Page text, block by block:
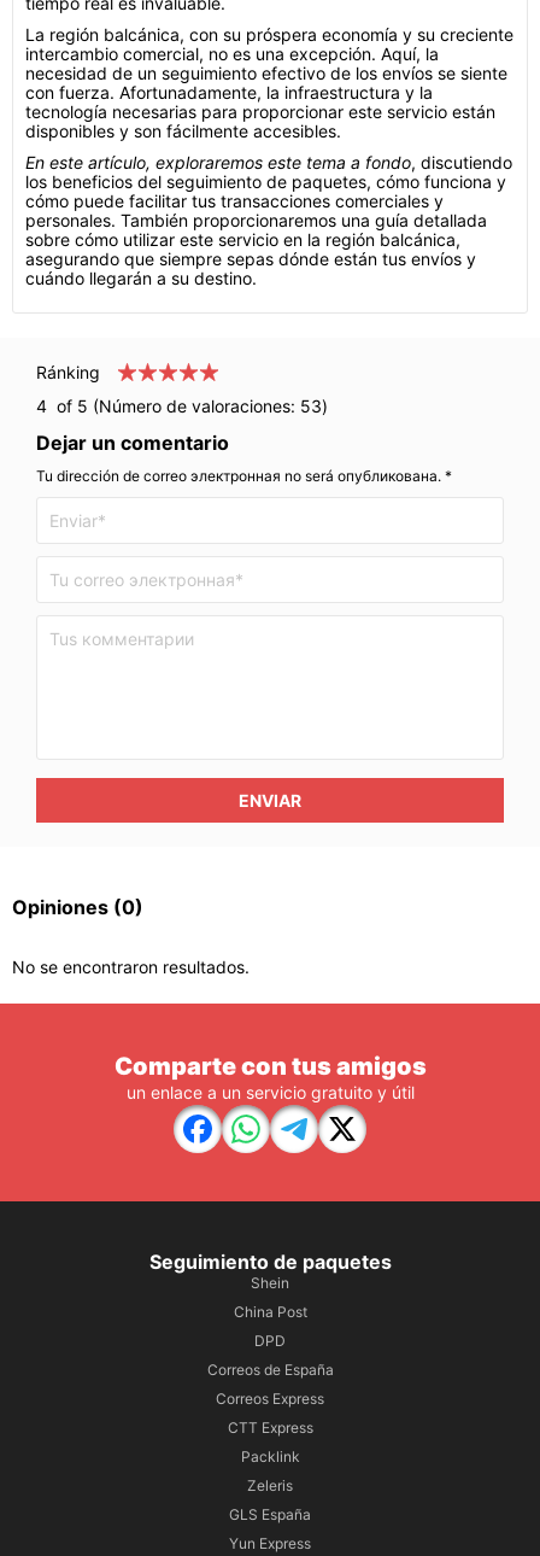
La región balcánica, con su próspera economía y su creciente
intercambio comercial, no es una excepción. Aquí, la
necesidad de un seguimiento efectivo de los envíos se siente
con fuerza. Afortunadamente, la infraestructura y la
tecnología necesarias para proporcionar este servicio están
disponibles y son fácilmente accesibles.
En este artículo, exploraremos este tema a fondo, discutiendo
los beneficios del seguimiento de paquetes, cómo funciona y
cómo puede facilitar tus transacciones comerciales y
personales. También proporcionaremos una guía detallada
sobre cómo utilizar este servicio en la región balcánica,
asegurando que siempre sepas dónde están tus envíos y
cuándo llegarán a su destino.
Ránking
4 of 5 (Número de valoraciones: 53)
Dejar un comentario
Tu dirección de correo электронная no será опубликована. *
ENVIAR
Opiniones (0)
No se encontraron resultados.
Comparte con tus amigos
un enlace a un servicio gratuito y útil
Seguimiento de paquetes
Shein
China Post
DPD
Correos de España
Correos Express
CTT Express
Packlink
Zeleris
GLS España
Yun Express